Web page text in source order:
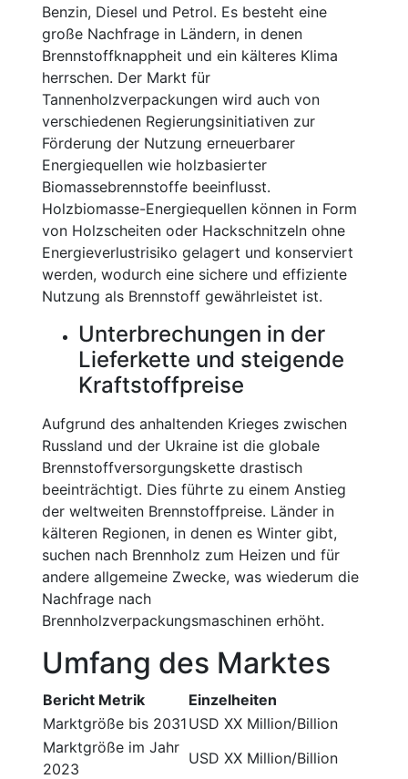
Benzin, Diesel und Petrol. Es besteht eine
große Nachfrage in Ländern, in denen
Brennstoffknappheit und ein kälteres Klima
herrschen. Der Markt für
Tannenholzverpackungen wird auch von
verschiedenen Regierungsinitiativen zur
Förderung der Nutzung erneuerbarer
Energiequellen wie holzbasierter
Biomassebrennstoffe beeinflusst.
Holzbiomasse-Energiequellen können in Form
von Holzscheiten oder Hackschnitzeln ohne
Energieverlustrisiko gelagert und konserviert
werden, wodurch eine sichere und effiziente
Nutzung als Brennstoff gewährleistet ist.
Unterbrechungen in der
Lieferkette und steigende
Kraftstoffpreise
Aufgrund des anhaltenden Krieges zwischen
Russland und der Ukraine ist die globale
Brennstoffversorgungskette drastisch
beeinträchtigt. Dies führte zu einem Anstieg
der weltweiten Brennstoffpreise. Länder in
kälteren Regionen, in denen es Winter gibt,
suchen nach Brennholz zum Heizen und für
andere allgemeine Zwecke, was wiederum die
Nachfrage nach
Brennholzverpackungsmaschinen erhöht.
Umfang des Marktes
Bericht Metrik
Einzelheiten
Marktgröße bis 2031 USD XX Million/Billion
Marktgröße im Jahr
2023
USD XX Million/Billion